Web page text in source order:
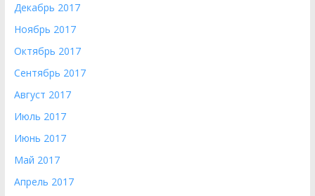
Декабрь 2017
Ноябрь 2017
Октябрь 2017
Сентябрь 2017
Август 2017
Июль 2017
Июнь 2017
Май 2017
Апрель 2017